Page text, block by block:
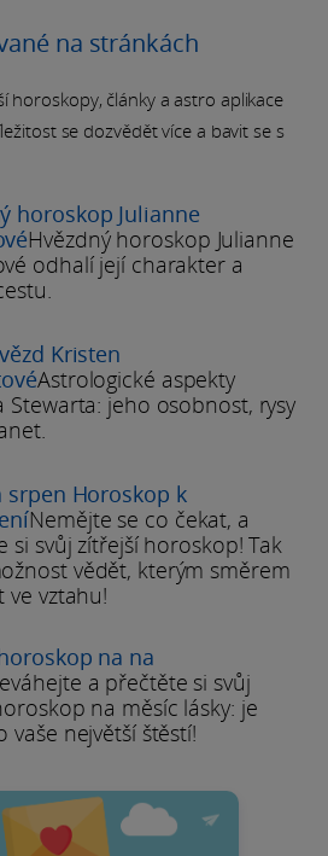
na stránkách
horoskopy, články a astro aplikace
se dozvědět více a bavit se s
horoskop Julianne
Hvězdný horoskop Julianne
odhalí její charakter a
Kristen
Astrologické aspekty
Stewarta: jeho osobnost, rysy
srpen Horoskop k
Nemějte se co čekat, a
si svůj zítřejší horoskop! Tak
vědět, kterým směrem
ve vztahu!
na na
a přečtěte si svůj
na měsíc lásky: je
vaše největší štěstí!